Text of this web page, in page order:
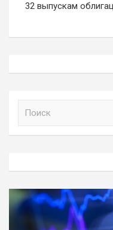
32 выпускам